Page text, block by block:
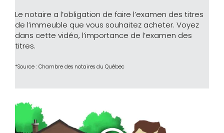
Le notaire a l’obligation de faire l’examen des titres
de l’immeuble que vous souhaitez acheter. Voyez
dans cette vidéo, l’importance de l’examen des
titres.
*Source : Chambre des notaires du Québec